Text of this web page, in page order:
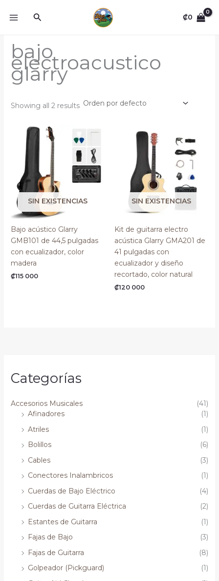
contenido
Buscar ₡0
Categorías
Accesorios Musicales
(41)
Afinadores
(1)
Atriles
(1)
Bolillos
(6)
Cables
(3)
Conectores Inalambricos
(1)
Cuerdas de Bajo Eléctrico
(4)
Cuerdas de Guitarra Eléctrica
(2)
Estantes de Guitarra
(1)
Fajas de Bajo
(3)
Fajas de Guitarra
(8)
Golpeador (Pickguard)
(1)
bajo
electroacustico
glarry
Showing all 2 results
SIN EXISTENCIAS
Bajo acústico Glarry
GMB101 de 44,5 pulgadas
con ecualizador, color
madera
₡115 000
SIN EXISTENCIAS
Kit de guitarra electro
acústica Glarry GMA201 de
41 pulgadas con
ecualizador y diseño
recortado, color natural
₡120 000